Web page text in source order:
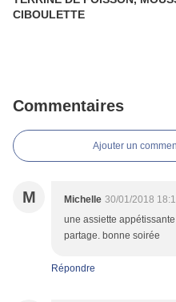
CIBOULETTE
Commentaires
Ajouter un
M Michelle 30/01/2018
une assiette
partage. bonne soirée
Répondre